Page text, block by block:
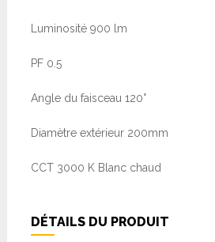
Luminosité 900 lm
PF 0.5
Angle du faisceau 120°
Diamètre extérieur 200mm
CCT 3000 K Blanc chaud
DÉTAILS DU PRODUIT